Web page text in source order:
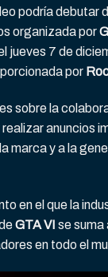
podría debutar
organizada por
jueves 7 de
por
sobre la
anuncios
marca y a la
en el que la
GTA VI se suma
en todo el